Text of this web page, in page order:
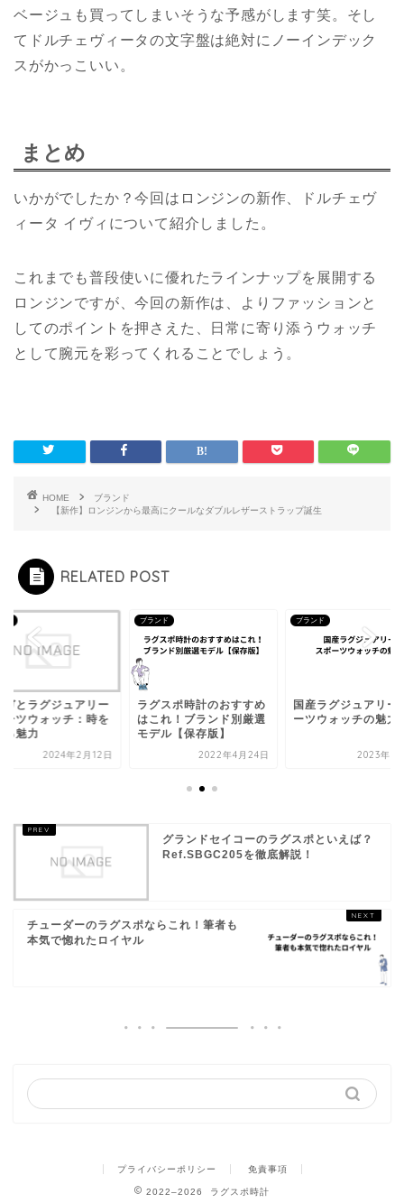
ベージュも買ってしまいそうな予感がします笑。そし
てドルチェヴィータの文字盤は絶対にノーインデック
スがかっこいい。
まとめ
いかがでしたか？今回はロンジンの新作、ドルチェヴ
ィータ イヴィについて紹介しました。
これまでも普段使いに優れたラインナップを展開する
ロンジンですが、今回の新作は、よりファッションと
してのポイントを押さえた、日常に寄り添うウォッチ
として腕元を彩ってくれることでしょう。
HOME
ブランド
【新作】ロンジンから最高にクールなダブルレザーストラップ誕生
RELATED POST
ガとラグジュアリー
ーツウォッチ：時を
る魅力
2024年2月12日
ブランド
ラグスポ時計のおすすめ
はこれ！ブランド別厳選
モデル【保存版】
2022年4月24日
ブランド
国産ラグジュアリー
ーツウォッチの魅力
2023年10
グランドセイコーのラグスポといえば？
Ref.SBGC205を徹底解説！
チューダーのラグスポならこれ！筆者も
本気で惚れたロイヤル
プライバシーポリシー 免責事項
2022–2026 ラグスポ時計